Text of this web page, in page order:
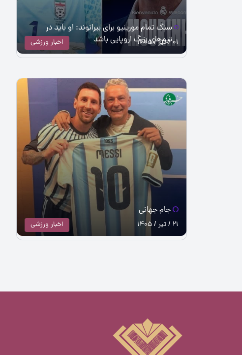
سنگ‌ تمام مورینیو برای بیرانوند: او باید در
تیم‌های بزرگ اروپایی باشد
اخبار ورزشی 01 / تیر / 1405
جام جهانی
اخبار ورزشی 21 / تیر / 1405